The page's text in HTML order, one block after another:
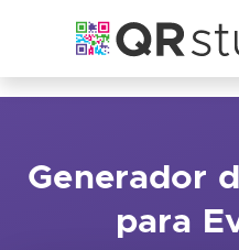
Generador
para